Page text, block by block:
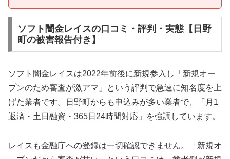
ソフト闇金レイスの口コミ・評判・実態【日野
町の被害報告付き】
ソフト闇金レイスは2022年前後に新規参入し「新規オー
プンのため審査が激アマ」という評判で急速に知名度を上
げた業者です。日野町からも申込みが多い業者で、「月1
返済・土日融資・365日24時間対応」を強調しています。
レイスも金融庁への登録は一切確認できません。「新規オ